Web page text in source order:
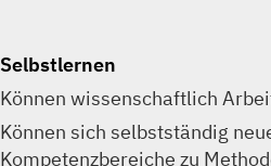
Selbstlernen
Können wissenschaftlich
Können sich selbstständig
Kompetenzbereiche zu